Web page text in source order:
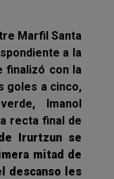
Marfil Santa
a la
finalizó con la
goles a cinco,
Imanol
recta final de
Irurtzun se
mitad de
descanso les